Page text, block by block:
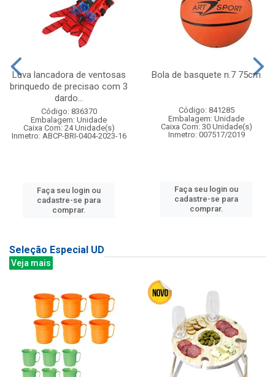
Luva lancadora de ventosas
brinquedo de precisao com 3
dardo...
Código: 836370
Embalagem: Unidade
Caixa Com: 24 Unidade(s)
Inmetro: ABCP-BRI-0404-2023-16
Faça seu login ou
cadastre-se para
comprar.
Bola de basquete n.7 75cm
Código: 841285
Embalagem: Unidade
Caixa Com: 30 Unidade(s)
Inmetro: 007517/2019
Faça seu login ou
cadastre-se para
comprar.
Seleção Especial UD
Veja mais